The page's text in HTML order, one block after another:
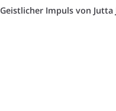
Geistlicher Impuls von Jutta